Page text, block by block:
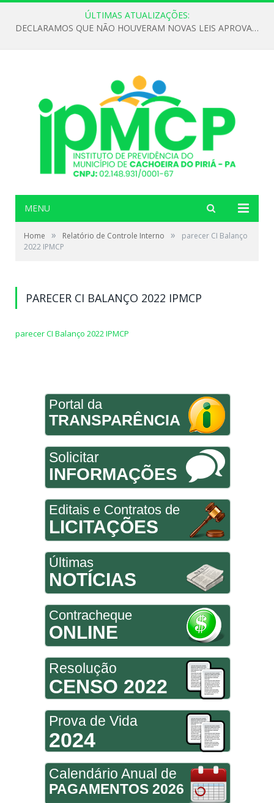
ÚLTIMAS ATUALIZAÇÕES:
DECLARAMOS QUE NÃO HOUVERAM NOVAS LEIS APROVADAS ATÉ O MOMENTO PARA O INSTITUTO DE PREVIDÊNCIA NO ANO DE 2026
MENU
Home » Relatório de Controle Interno »
parecer CI Balanço
2022 IPMCP
PARECER CI BALANÇO 2022 IPMCP
parecer CI Balanço 2022 IPMCP
Portal da
TRANSPARÊNCIA
Solicitar
INFORMAÇÕES
Editais e Contratos de
LICITAÇÕES
Últimas
NOTÍCIAS
Contracheque
ONLINE
Resolução
CENSO 2022
Prova de Vida
2024
Calendário Anual de
PAGAMENTOS 2026